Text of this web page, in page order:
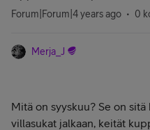
Forum|Forum|4 years ago 0
Merja_J
Mitä on syyskuu? Se on
villasukat jalkaan, keität